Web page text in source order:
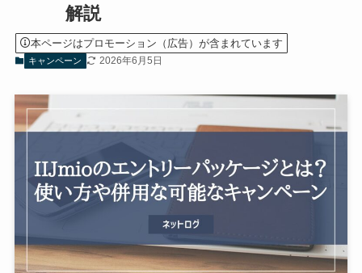
解説
本ページはプロモーション（広告）が含まれています
キャンペーン 2026年6月5日